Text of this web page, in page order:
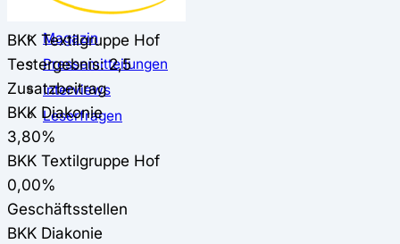
Nachrichten
Magazin
Pressemitteilungen
Interviews
Leserfragen
BKK Textilgruppe Hof
Testergebnis: 2,5
Zusatzbeitrag
BKK Diakonie
3,80%
BKK Textilgruppe Hof
0,00%
Geschäftsstellen
BKK Diakonie